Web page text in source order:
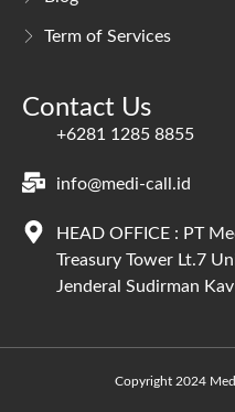
Term of Services
Contact Us
+6281 1285 8855
info@medi-call.id
HEAD OFFICE : PT
Treasury Tower Lt.7
Jenderal Sudirman
Copyright 2024